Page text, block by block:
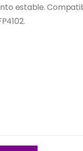
estable.